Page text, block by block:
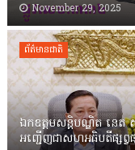
November 29, 2025
ព័ត៌មានជាតិ
ឯកឧត្តមសន្តិបណ្ឌិត នេ
អញ្ជើញជាសហអធិបតីផ្សព្វផ្